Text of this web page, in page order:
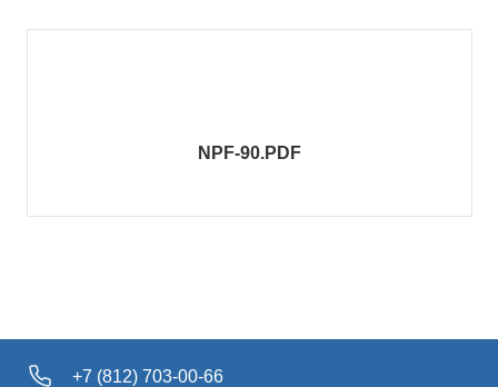
NPF-90.PDF
+7 (812) 703-00-66